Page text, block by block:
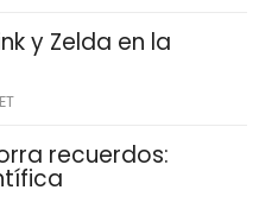
y Zelda en la
recuerdos: